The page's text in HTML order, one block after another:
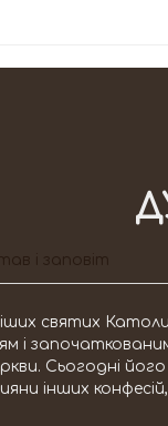
і заповіт
святих
і
Сьогодні його
інших конфесій,